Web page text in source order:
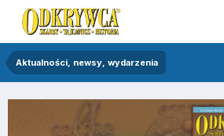
Aktualności, newsy, wydarzenia